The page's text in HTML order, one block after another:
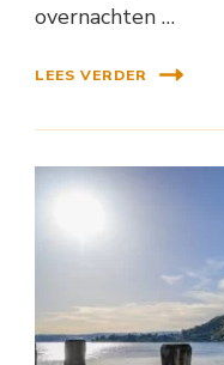
overnachten …
LEES VERDER